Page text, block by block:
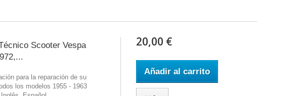
Scooter Vespa
para la reparación de su
los modelos 1955 - 1963
20,00 €
Añadir al carrito